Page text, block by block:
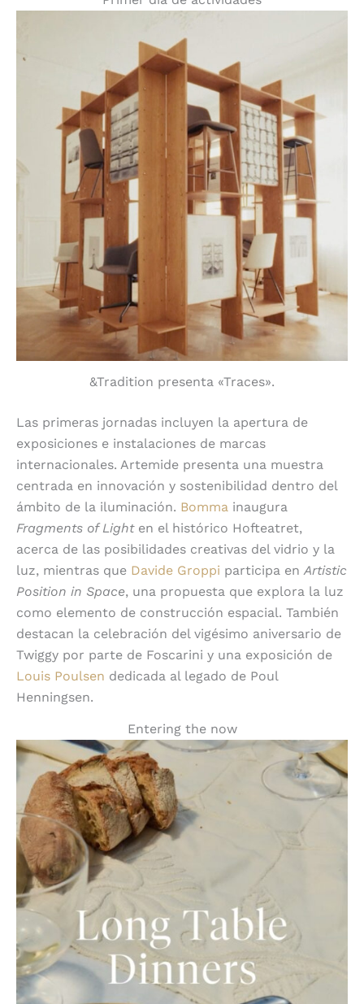
&Tradition presenta «Traces».
Las primeras jornadas incluyen la apertura de
exposiciones e instalaciones de marcas
internacionales. Artemide presenta una muestra
centrada en innovación y sostenibilidad dentro del
ámbito de la iluminación. Bomma inaugura
Fragments of Lighten el histórico Hofteatret,
acerca de las posibilidades creativas del vidrio y la
luz, mientras que Davide Groppi participa en Artistic
Position in Space, una propuesta que explora la luz
como elemento de construcción espacial. También
destacan la celebración del vigésimo aniversario de
Twiggy por parte de Foscarini y una exposición de
Louis Poulsen dedicada al legado de Poul
Henningsen.
Entering the now